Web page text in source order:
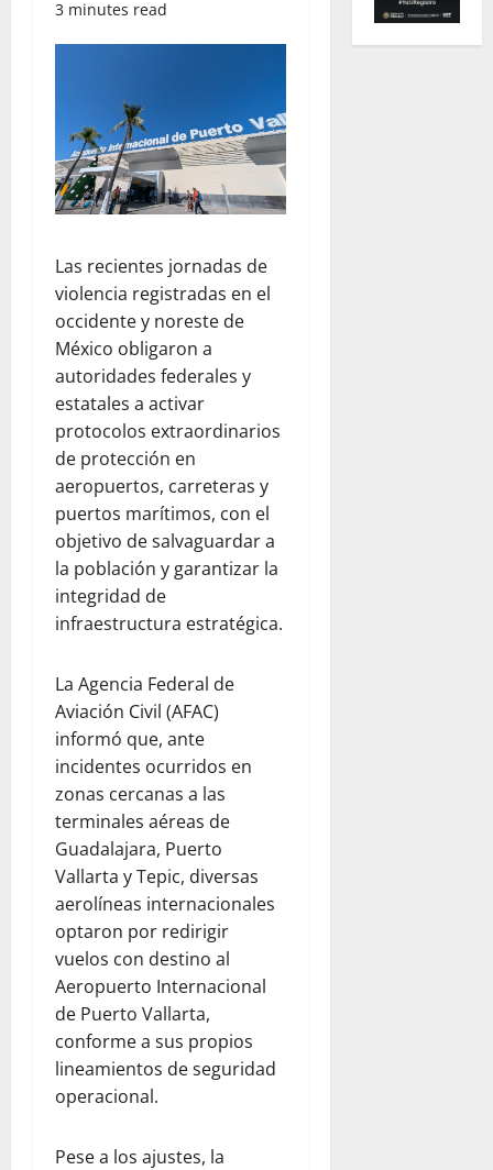
3 minutes read
Las recientes jornadas de
violencia registradas en el
occidente y noreste de
México obligaron a
autoridades federales y
estatales a activar
protocolos extraordinarios
de protección en
aeropuertos, carreteras y
puertos marítimos, con el
objetivo de salvaguardar a
la población y garantizar la
integridad de
infraestructura estratégica.
La Agencia Federal de
Aviación Civil (AFAC)
informó que, ante
incidentes ocurridos en
zonas cercanas a las
terminales aéreas de
Guadalajara, Puerto
Vallarta y Tepic, diversas
aerolíneas internacionales
optaron por redirigir
vuelos con destino al
Aeropuerto Internacional
de Puerto Vallarta,
conforme a sus propios
lineamientos de seguridad
operacional.
Pese a los ajustes, la